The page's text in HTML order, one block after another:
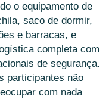
o equipamento de
saco de dormir,
e barracas, e
completa com
de segurança.
participantes não
com nada